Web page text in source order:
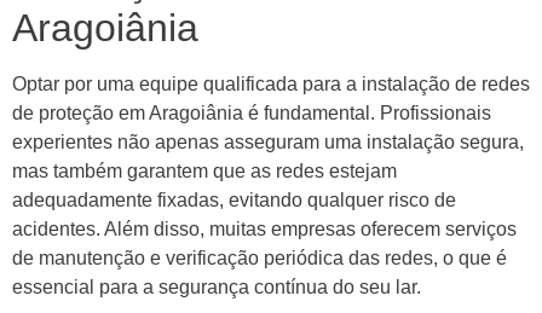
Aragoiânia
Optar por uma equipe qualificada para a instalação de redes
de proteção em Aragoiânia é fundamental. Profissionais
experientes não apenas asseguram uma instalação segura,
mas também garantem que as redes estejam
adequadamente fixadas, evitando qualquer risco de
acidentes. Além disso, muitas empresas oferecem serviços
de manutenção e verificação periódica das redes, o que é
essencial para a segurança contínua do seu lar.